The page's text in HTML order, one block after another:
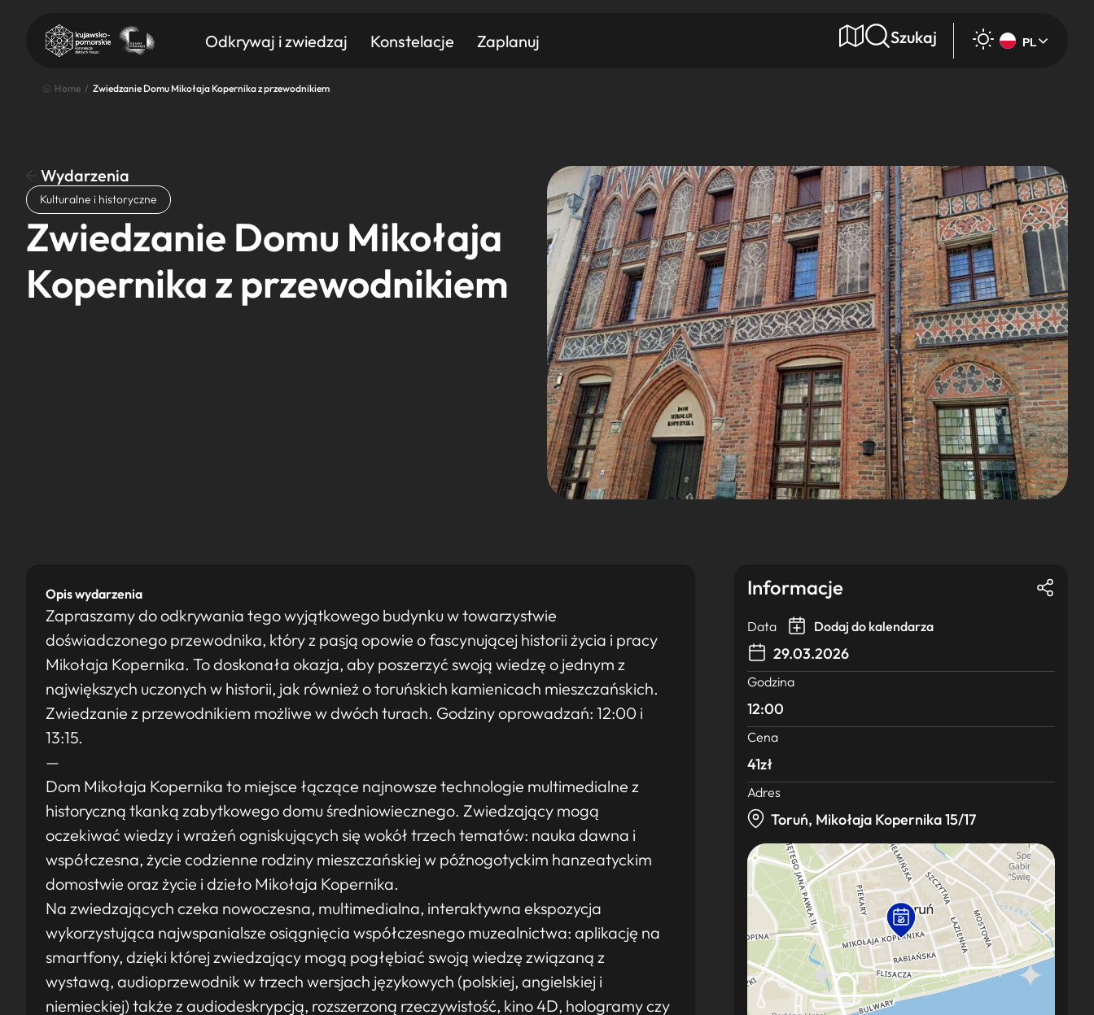
Odkrywaj i zwiedzaj Konstelacje Zaplanuj Szukaj PL
Znajdź atrakcję
Nazwa atrakcji Kategoria Wyszukaj
Home / Zwiedzanie Domu Mikołaja Kopernika z przewodnikiem
Wydarzenia
Kulturalne i historyczne
Zwiedzanie Domu Mikołaja
Kopernika z przewodnikiem
Opis wydarzenia
Zapraszamy do odkrywania tego wyjątkowego budynku w towarzystwie
doświadczonego przewodnika, który z pasją opowie o fascynującej historii życia i pracy
Mikołaja Kopernika. To doskonała okazja, aby poszerzyć swoją wiedzę o jednym z
największych uczonych w historii, jak również o toruńskich kamienicach mieszczańskich.
Zwiedzanie z przewodnikiem możliwe w dwóch turach. Godziny oprowadzań: 12:00 i
13:15.
—
Dom Mikołaja Kopernika to miejsce łączące najnowsze technologie multimedialne z
historyczną tkanką zabytkowego domu średniowiecznego. Zwiedzający mogą
oczekiwać wiedzy i wrażeń ogniskujących się wokół trzech tematów: nauka dawna i
współczesna, życie codzienne rodziny mieszczańskiej w późnogotyckim hanzeatyckim
domostwie oraz życie i dzieło Mikołaja Kopernika.
Na zwiedzających czeka nowoczesna, multimedialna, interaktywna ekspozycja
wykorzystująca najwspanialsze osiągnięcia współczesnego muzealnictwa: aplikację na
smartfony, dzięki której zwiedzający mogą pogłębiać swoją wiedzę związaną z
wystawą, audioprzewodnik w trzech wersjach językowych (polskiej, angielskiej i
niemieckiej) także z audiodeskrypcją, rozszerzoną rzeczywistość, kino 4D, hologramy czy
Informacje
Data Dodaj do kalendarza
29.03.2026
Godzina
12:00
Cena
41zł
Adres
Toruń, Mikołaja Kopernika 15/17